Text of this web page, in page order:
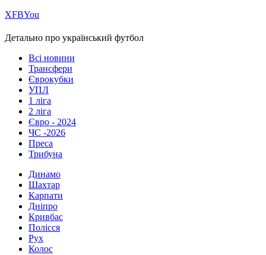
ХFBYou
Детально про український футбол
Всі новини
Трансфери
Єврокубки
УПЛ
1 ліга
2 ліга
Євро - 2024
ЧС -2026
Преса
Трибуна
Динамо
Шахтар
Карпати
Дніпро
Кривбас
Полісся
Рух
Колос